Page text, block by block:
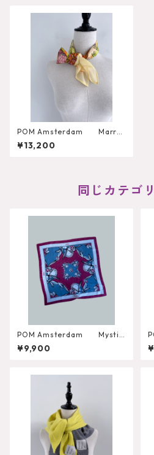
POM Amsterdam Marrak
esh Summer Petite スカー
フ
¥13,200
同じカテゴ
POM Amsterdam Mystic
Dinner Small Blue Shawl
¥9,900